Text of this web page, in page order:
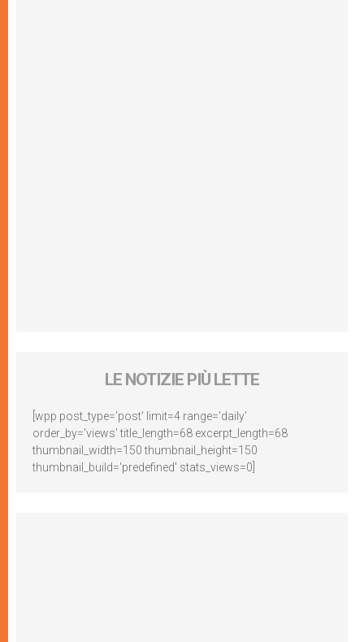
LE NOTIZIE PIÙ LETTE
[wpp post_type='post' limit=4 range='daily'
order_by='views' title_length=68 excerpt_length=68
thumbnail_width=150 thumbnail_height=150
thumbnail_build='predefined' stats_views=0]